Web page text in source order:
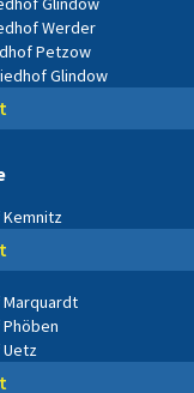
Werder
Petzow
Glindow